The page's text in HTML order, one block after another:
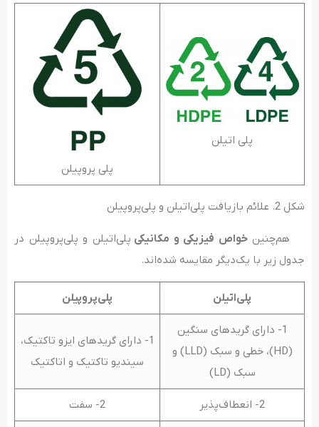
پلی اتیلن
پلی پروپیلن
شکل 2. علائم بازیافت پلی‌اتیلن و پلی‌پروپیلن
هم‌چنینخواص فیزیکی و مکانیکی پلی‌اتیلن و پلی‌پروپیلن در
جدول زیر با یک‌دیگر مقایسه شده‌اند.
پلی‌اتیلن پلی‌پروپیلن
1- دارای گریدهای سنگین
(HD)، خطی و سبک (LLD) و
سبک (LD)
1- دارای گریدهای ایزو تاکتیک،
سیندیو تاکتیک و اتاکتیک
2- انعطاف‌پذیر 2- سفت